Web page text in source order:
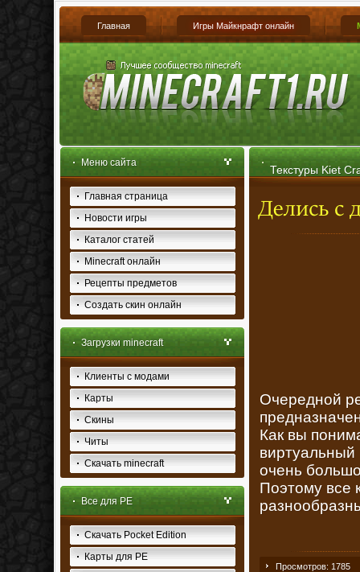
Главная Игры Майкнрафт онлайн
Меню сайта
Главная страница
Новости игры
Каталог статей
Minecraft онлайн
Рецепты предметов
Создать скин онлайн
Загрузки minecraft
Клиенты с модами
Карты
Скины
Читы
Скачать minecraft
Все для PE
Скачать Pocket Edition
Карты для PE
Текстуры Kiet
Очередной
Как вы
виртуальный
очень
Поэтому все
Просмотров: 1785